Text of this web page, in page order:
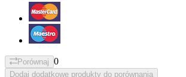
Porównaj 0
Dodaj dodatkowe produkty do porównania